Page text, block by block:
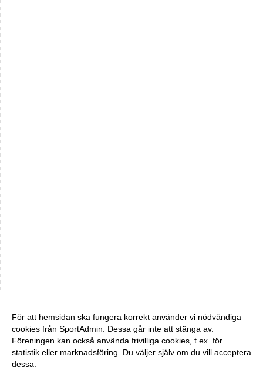
För att hemsidan ska fungera korrekt använder vi nödvändiga
cookies från SportAdmin. Dessa går inte att stänga av.
Föreningen kan också använda frivilliga cookies, t.ex. för
statistik eller marknadsföring. Du väljer själv om du vill acceptera
dessa.